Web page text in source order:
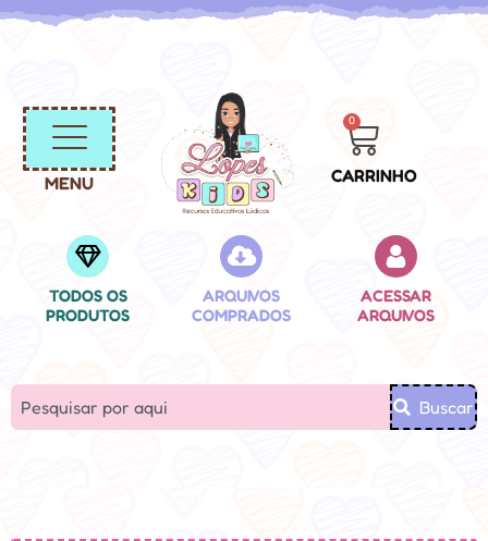
MENU
0
CARRINHO
TODOS OS
PRODUTOS
ARQUIVOS
COMPRADOS
ACESSAR
ARQUIVOS
Buscar